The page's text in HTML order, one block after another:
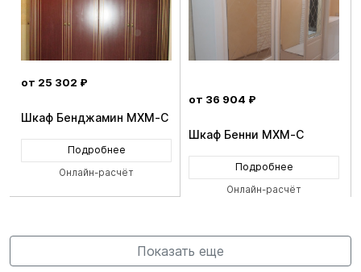
от 25 302 ₽
Шкаф Бенджамин MXM-C
Подробнее
Онлайн-расчёт
от 36 904 ₽
Шкаф Бенни MXM-C
Подробнее
Онлайн-расчёт
Показать еще